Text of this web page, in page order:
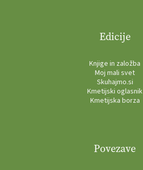
Edicije
Knjige in založba
Moj mali svet
Skuhajmo.si
Kmetijski oglasnik
Kmetijska borza
Povezave